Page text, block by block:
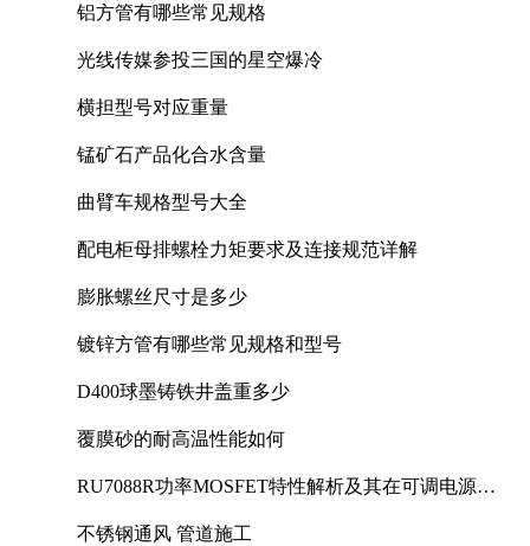
铝方管有哪些常见规格
光线传媒参投三国的星空爆冷
横担型号对应重量
锰矿石产品化合水含量
曲臂车规格型号大全
配电柜母排螺栓力矩要求及连接规范详解
膨胀螺丝尺寸是多少
镀锌方管有哪些常见规格和型号
D400球墨铸铁井盖重多少
覆膜砂的耐高温性能如何
RU7088R功率MOSFET特性解析及其在可调电源设
不锈钢通风 管道施工